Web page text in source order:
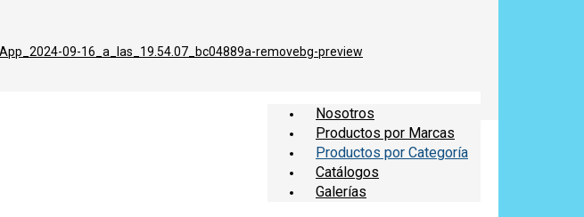
Nosotros
Productos por Marcas
Productos por Categoría
Catálogos
Galerías